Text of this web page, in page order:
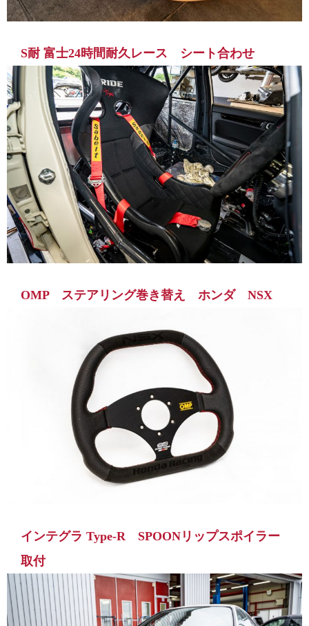
S耐 富士24時間耐久レース シート合わせ
OMP ステアリング巻き替え ホンダ NSX
インテグラ Type-R SPOONリップスポイラー
取付